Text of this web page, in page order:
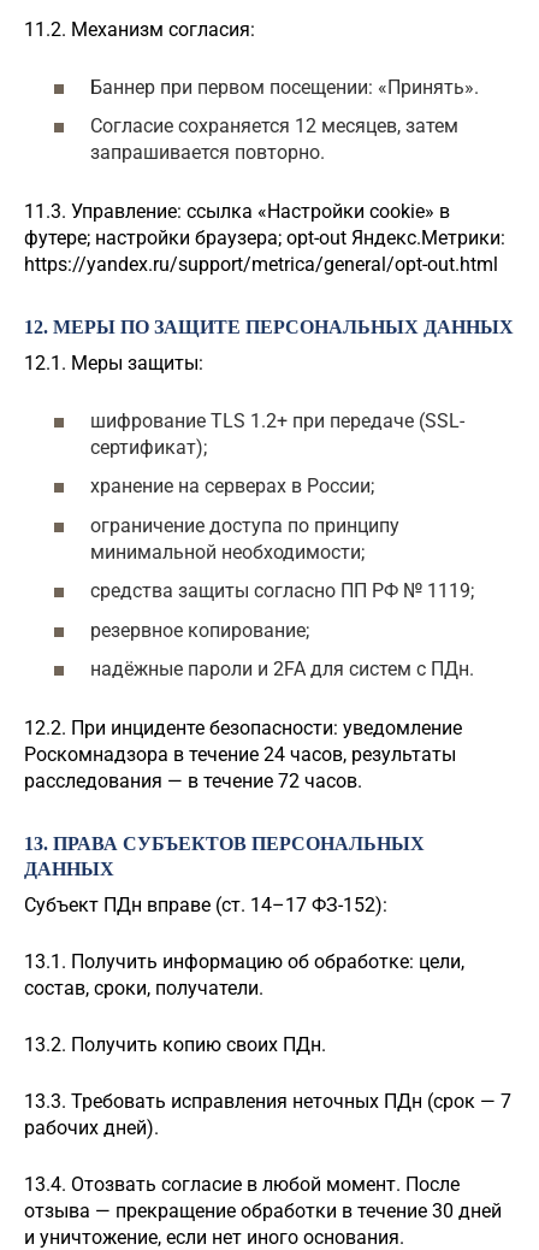
11.2. Механизм согласия:
Баннер при первом посещении: «Принять».
Согласие сохраняется 12 месяцев, затем
запрашивается повторно.
11.3. Управление: ссылка «Настройки cookie» в
футере; настройки браузера; opt-out Яндекс.Метрики:
https://yandex.ru/support/metrica/general/opt-out.html
12. МЕРЫ ПО ЗАЩИТЕ ПЕРСОНАЛЬНЫХ ДАННЫХ
12.1. Меры защиты:
шифрование TLS 1.2+ при передаче (SSL-
сертификат);
хранение на серверах в России;
ограничение доступа по принципу
минимальной необходимости;
средства защиты согласно ПП РФ № 1119;
резервное копирование;
надёжные пароли и 2FA для систем с ПДн.
12.2. При инциденте безопасности: уведомление
Роскомнадзора в течение 24 часов, результаты
расследования — в течение 72 часов.
13. ПРАВА СУБЪЕКТОВ ПЕРСОНАЛЬНЫХ
ДАННЫХ
Субъект ПДн вправе (ст. 14–17 ФЗ-152):
13.1. Получить информацию об обработке: цели,
состав, сроки, получатели.
13.2. Получить копию своих ПДн.
13.3. Требовать исправления неточных ПДн (срок — 7
рабочих дней).
13.4. Отозвать согласие в любой момент. После
отзыва — прекращение обработки в течение 30 дней
и уничтожение, если нет иного основания.